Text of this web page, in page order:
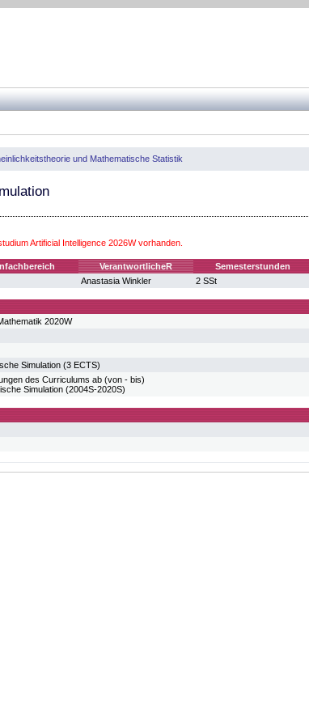
und Mathematische Statistik
Artificial Intelligence 2026W vorhanden.
VerantwortlicheR Semesterstunden
Anastasia Winkler 2 SSt
2020W
Simulation (3 ECTS)
des Curriculums ab (von - bis)
Simulation (2004S-2020S)